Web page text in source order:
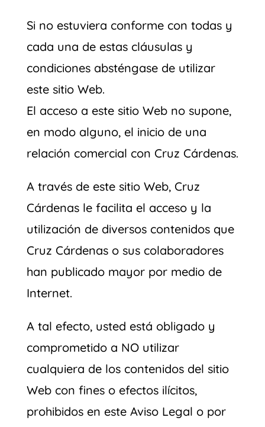
Si no estuviera conforme con todas y
cada una de estas cláusulas y
condiciones absténgase de utilizar
este sitio Web.
El acceso a este sitio Web no supone,
en modo alguno, el inicio de una
relación comercial con Cruz Cárdenas.
A través de este sitio Web, Cruz
Cárdenas le facilita el acceso y la
utilización de diversos contenidos que
Cruz Cárdenas o sus colaboradores
han publicado mayor por medio de
Internet.
A tal efecto, usted está obligado y
comprometido a NO utilizar
cualquiera de los contenidos del sitio
Web con fines o efectos ilícitos,
prohibidos en este Aviso Legal o por